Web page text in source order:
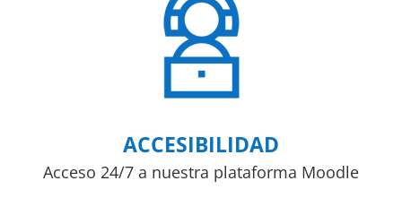
ACCESIBILIDAD
Acceso 24/7 a nuestra plataforma Moodle